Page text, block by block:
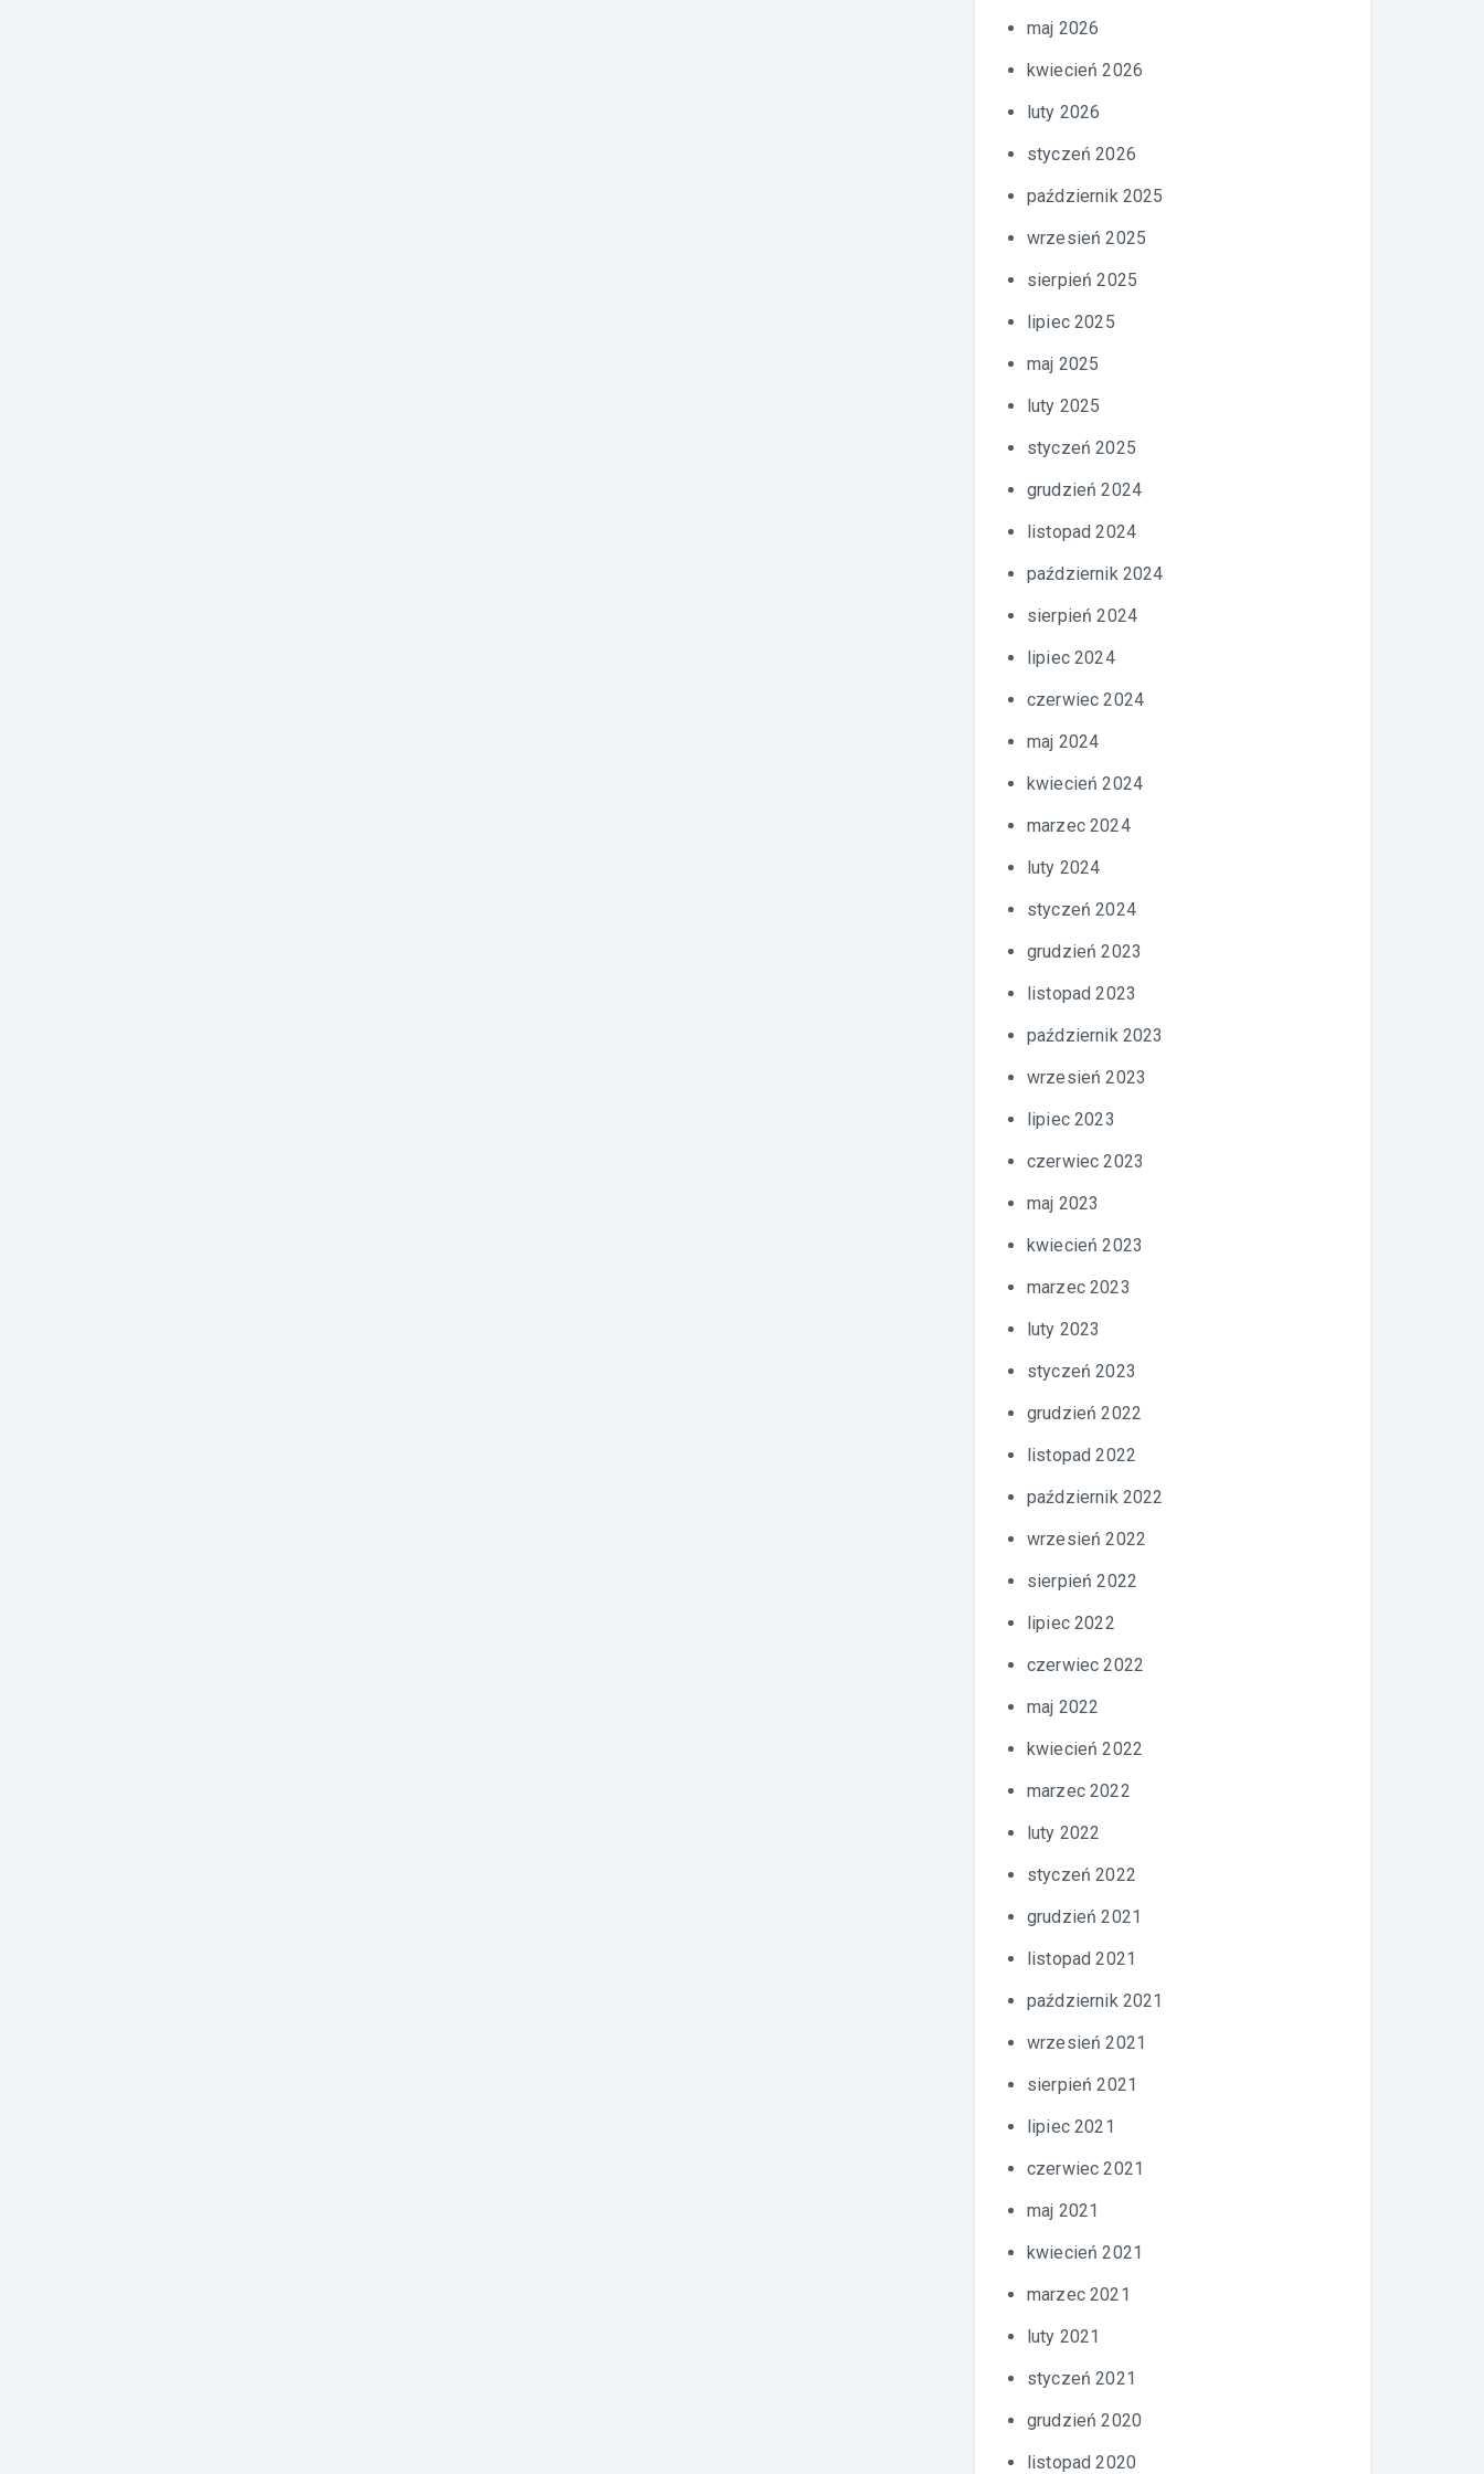
maj 2026
kwiecień 2026
luty 2026
styczeń 2026
październik 2025
wrzesień 2025
sierpień 2025
lipiec 2025
maj 2025
luty 2025
styczeń 2025
grudzień 2024
listopad 2024
październik 2024
sierpień 2024
lipiec 2024
czerwiec 2024
maj 2024
kwiecień 2024
marzec 2024
luty 2024
styczeń 2024
grudzień 2023
listopad 2023
październik 2023
wrzesień 2023
lipiec 2023
czerwiec 2023
maj 2023
kwiecień 2023
marzec 2023
luty 2023
styczeń 2023
grudzień 2022
listopad 2022
październik 2022
wrzesień 2022
sierpień 2022
lipiec 2022
czerwiec 2022
maj 2022
kwiecień 2022
marzec 2022
luty 2022
styczeń 2022
grudzień 2021
listopad 2021
październik 2021
wrzesień 2021
sierpień 2021
lipiec 2021
czerwiec 2021
maj 2021
kwiecień 2021
marzec 2021
luty 2021
styczeń 2021
grudzień 2020
listopad 2020